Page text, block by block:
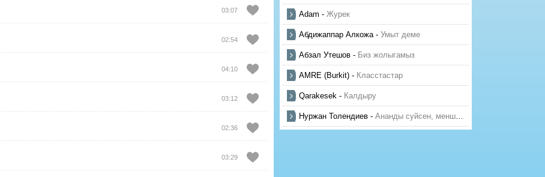
03:07
02:54
04:10
03:12
02:36
03:29
Adam - Журек
Абдижаппар Алкожа- Умыт деме
Абзал Утешов - Биз жолыгамыз
AMRE (Burkit) - Класстастар
Qarakesek - Калдыру
Нуржан Толендиев - Ананды суйсен, менше суй